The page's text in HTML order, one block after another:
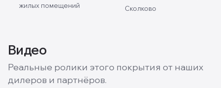
жилых помещений
Сколково
Видео
Реальные ролики этого покрытия от наших
дилеров и партнёров.